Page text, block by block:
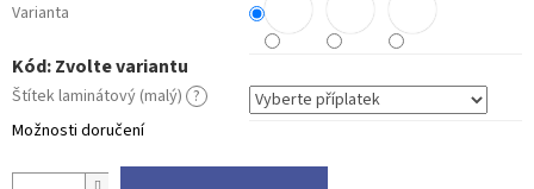
Varianta
Kód:Zvolte variantu
Štítek laminátový (malý) ?
Možnosti doručení